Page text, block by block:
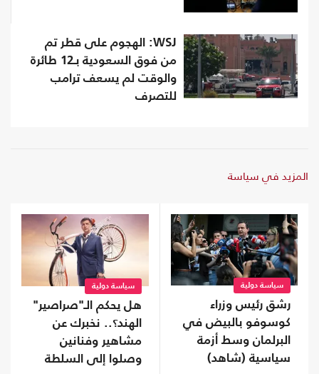
WSJ: الهجوم على قطر تم
من فوق السعودية بـ12 طائرة
والوقت لم يسعف ترامب
للتصرف
المزيد في سياسة
سياسة دولية
رشق رئيس وزراء
كوسوفو بالبيض في
البرلمان وسط أزمة
سياسية (شاهد)
سياسة دولية
هل يحكم الـ"صراصير"
الهند؟.. نخبرك عن
مشاهير وفنانين
وصلوا إلى السلطة